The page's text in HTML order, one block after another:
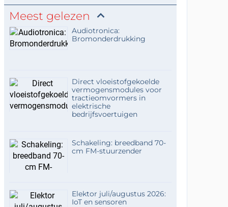
Meest gelezen
Audiotronica:
Bromonderdrukking
Direct vloeistofgekoelde
vermogensmodules voor
tractieomvormers in
elektrische
bedrijfsvoertuigen
Schakeling: breedband 70-
cm FM-stuurzender
Elektor juli/augustus 2026:
IoT en sensoren